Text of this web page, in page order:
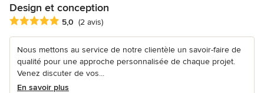
Design et conception
Note moyenne : 5 étoiles sur 5
5,0 (2 avis)
Nous mettons au service de notre clientèle un savoir-faire de
qualité pour une approche personnalisée de chaque projet.
Venez discuter de vos...
En savoir plus